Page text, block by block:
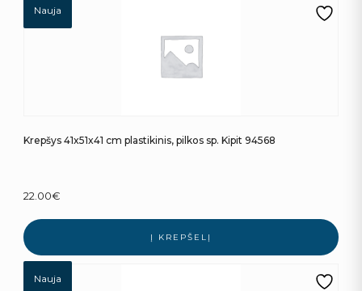
Nauja
Krepšys 41x51x41 cm plastikinis, pilkos sp. Kipit 94568
22.00€
Į KREPŠELĮ
Nauja